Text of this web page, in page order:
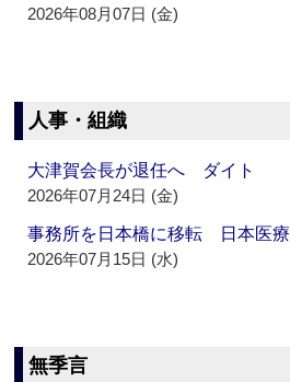
2026年08月07日 (金)
人事・組織
大津賀会長が退任へ ダイト
2026年07月24日 (金)
事務所を日本橋に移転 日本医
2026年07月15日 (水)
無季言